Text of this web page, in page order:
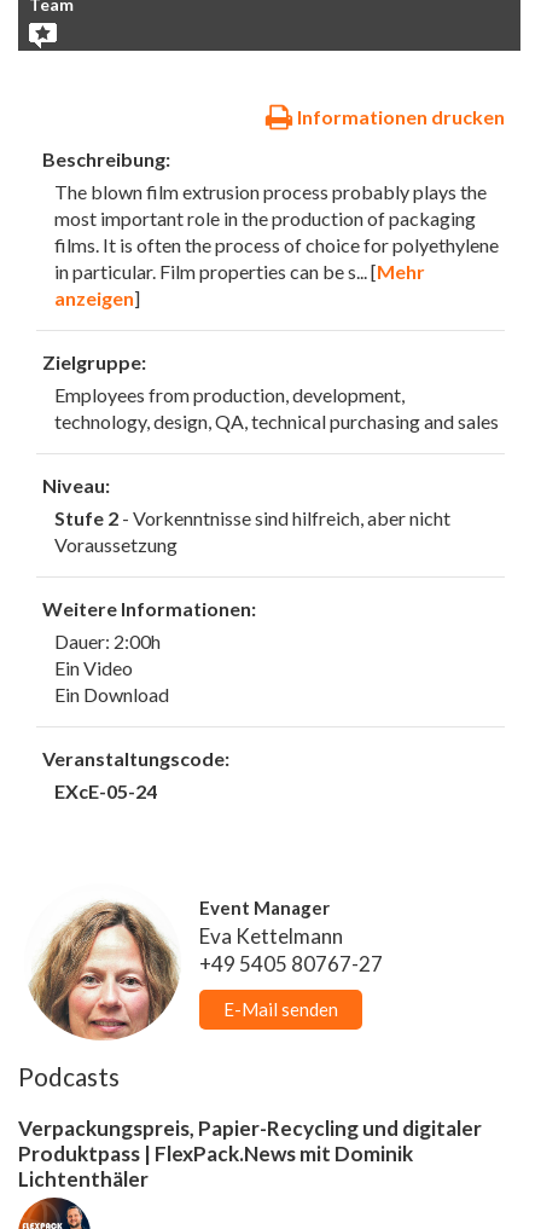
Informationen drucken
Beschreibung:
The blown film extrusion process probably plays the
most important role in the production of packaging
films. It is often the process of choice for polyethylene
in particular. Film properties can be s ... [Mehr
anzeigen]
Zielgruppe:
Employees from production, development,
technology, design, QA, technical purchasing and sales
Niveau:
Stufe 2 - Vorkenntnisse sind hilfreich, aber nicht
Voraussetzung
Weitere Informationen:
Dauer: 2:00h
Ein Video
Ein Download
Veranstaltungscode:
EXcE-05-24
Event Manager
Eva Kettelmann
+49 5405 80767-27
E-Mail senden
Podcasts
Verpackungspreis, Papier-Recycling und digitaler
Produktpass | FlexPack.News mit Dominik
Lichtenthäler